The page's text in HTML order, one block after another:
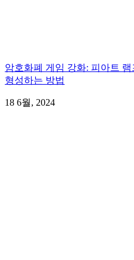
암호화폐 게임 강화: 피아트
형성하는 방법
18 6월, 2024